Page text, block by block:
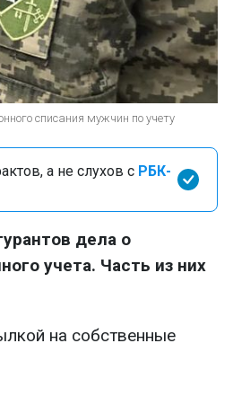
списания мужчин по учету
а не слухов с РБК-
дела о
учета. Часть из них
на собственные